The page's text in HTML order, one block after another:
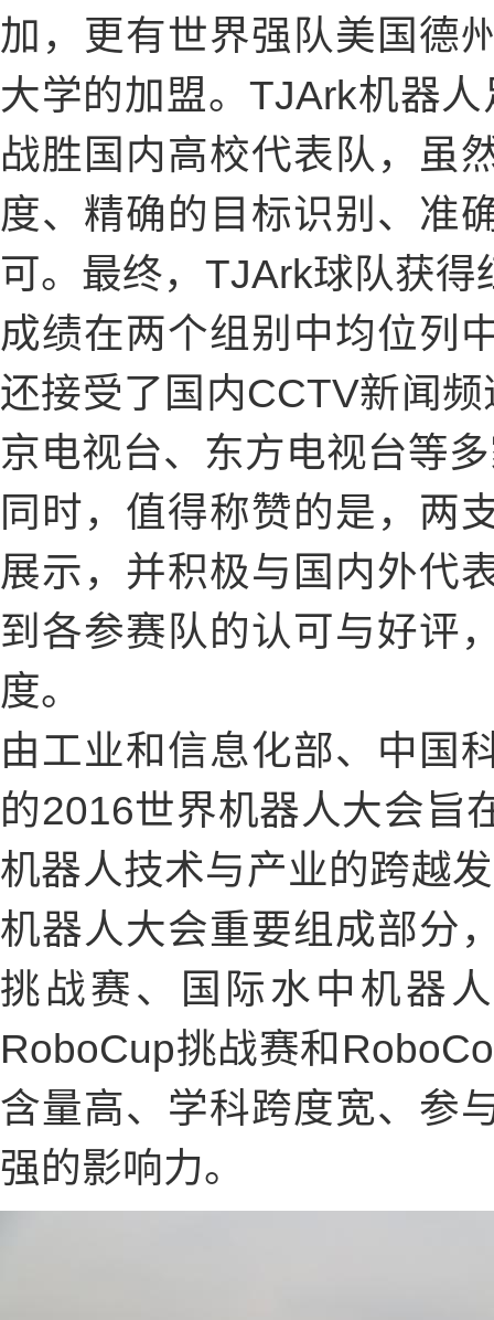
加，更有世界强队美国德
大学的加盟。TJArk机器
战胜国内高校代表队，虽
度、精确的目标识别、准
可。最终，TJArk球队获
成绩在两个组别中均位列
还接受了国内CCTV新闻
京电视台、东方电视台等
同时，值得称赞的是，两
展示，并积极与国内外代
到各参赛队的认可与好评
度。
由工业和信息化部、中国
的2016世界机器人大会旨
机器人技术与产业的跨越
机器人大会重要组成部分
挑战赛、国际水中机器
RoboCup挑战赛和
含量高、学科跨度宽、参
强的影响力。